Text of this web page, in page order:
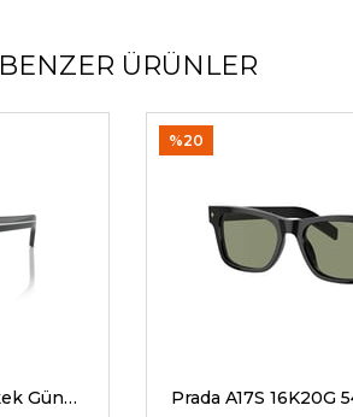
BENZER ÜRÜNLER
Prada A17S 16K731 54 G Erkek Güneş Gözlükleri
%20